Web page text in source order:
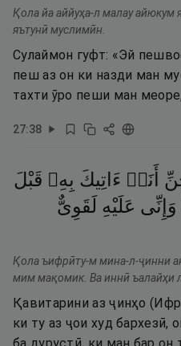
Қола йа аййуҳа-л малау айюкум
яътунӣ муслимӣн.
Сулаймон гуфт: «Эй
пеш аз он ки назди ман
тахти ӯро пеши ман
27:38
أَنَا۠ ءَاتِيكَ بِهِۦ قَبْلَ
وَإِنِّى عَلَيْهِ لَقَوِىٌّ
Қола ъифрӣту-м мина-л-ҷинни
мим мақомик. Ва иннӣ ъалайҳи
Қавитарини аз ҷинҳо
ки ту аз ҷои худ бархезӣ,